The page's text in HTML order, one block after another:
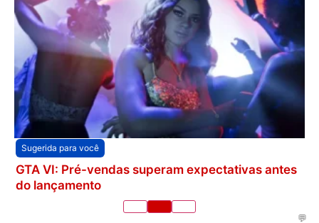
Sugerida para você
GTA VI: Pré-vendas superam expectativas antes
do lançamento
💬